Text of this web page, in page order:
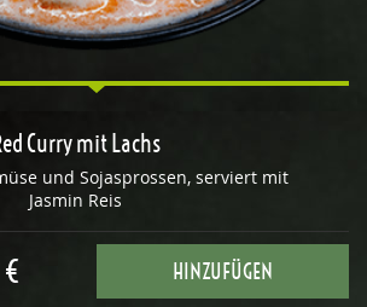
Curry mit Lachs
und Sojasprossen, serviert mit
Jasmin Reis
HINZUFÜGEN